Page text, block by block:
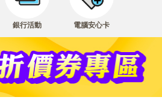
銀行活動 電腦安心卡